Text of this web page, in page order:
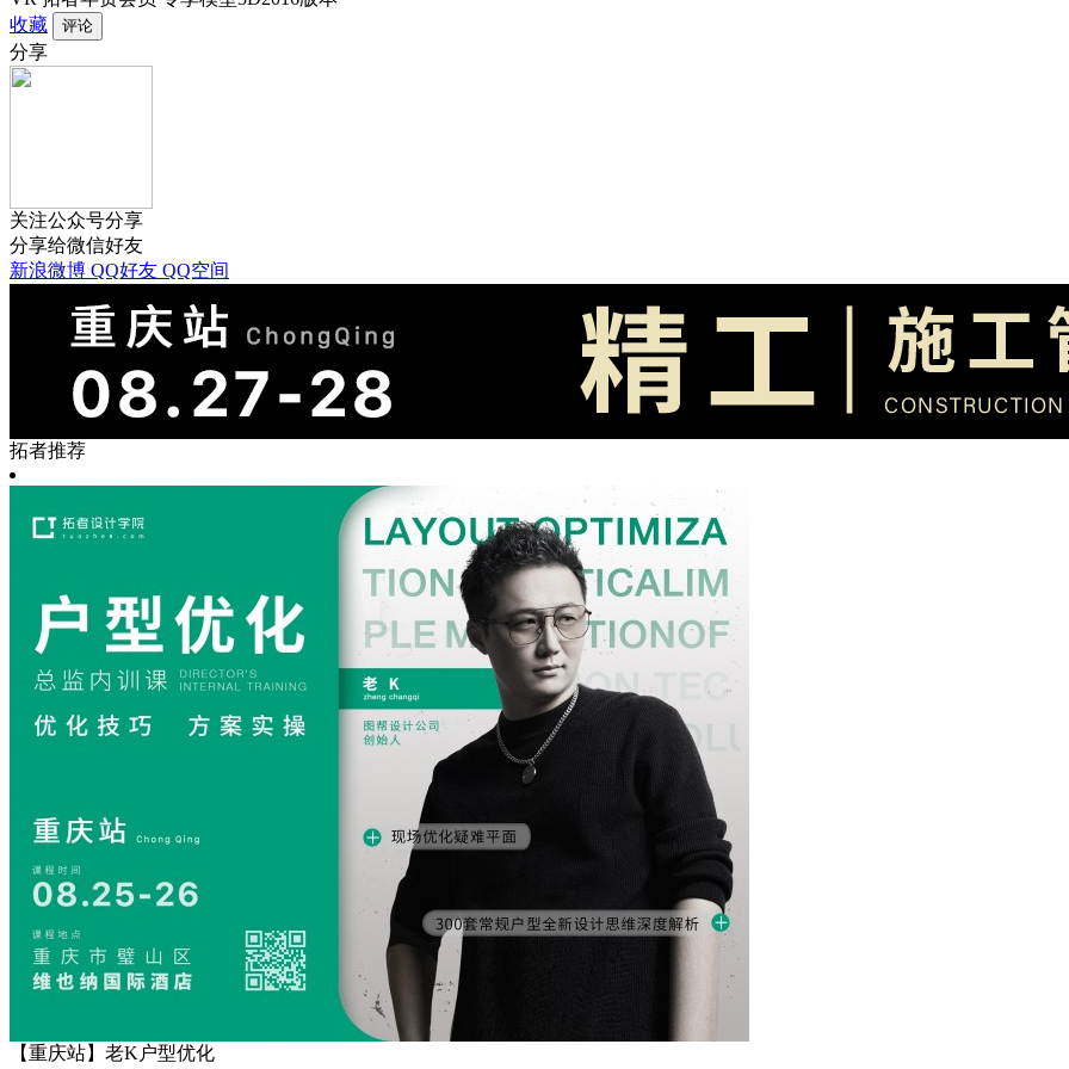
收藏
分享
关注公众号分享
分享给微信好友
新浪微博 QQ好友 QQ空间
拓者推荐
【重庆站】老K户型优化